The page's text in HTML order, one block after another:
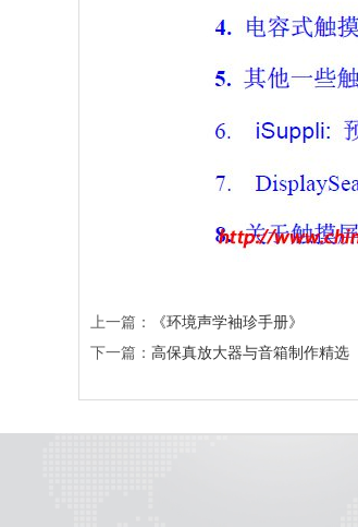
上一篇：
《环境声学袖珍手册》
下一篇： 高保真放大器与音箱制作精选